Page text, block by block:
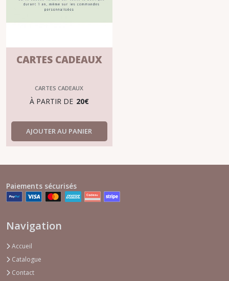
CARTES CADEAUX
CARTES CADEAUX
À PARTIR DE 20€
AJOUTER AU PANIER
Paiements sécurisés
Navigation
Accueil
Catalogue
Contact